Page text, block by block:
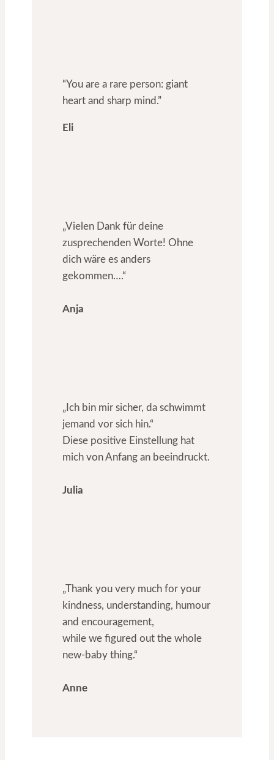
“You are a rare person: giant
heart and sharp mind.”
Eli
„Vielen Dank für deine
zusprechenden Worte! Ohne
dich wäre es anders
gekommen….“
Anja
„Ich bin mir sicher, da schwimmt
jemand vor sich hin.“
Diese positive Einstellung hat
mich von Anfang an beeindruckt.
Julia
„Thank you very much for your
kindness, understanding, humour
and encouragement,
while we figured out the whole
new-baby thing.“
Anne